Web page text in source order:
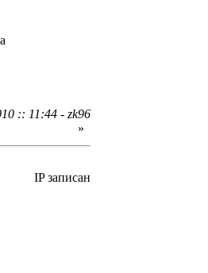
:: 11:44 - zk96
»
IP записан